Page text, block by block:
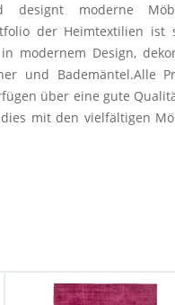
designt moderne
der Heimtextilien ist
modernem Design,
und Bademäntel.Alle
über eine gute
mit den vielfältigen